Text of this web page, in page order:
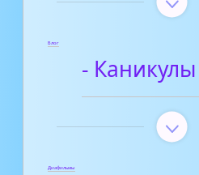
Блог
- Каникулы
Диафильмы